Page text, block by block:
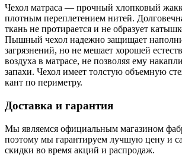
Чехол матраса — прочный хлопковый
плотным переплетением нитей.
ткань не протирается и не образует
Пышный чехол надежно защищает
загрязнений, но не мешает хорошей
воздуха в матрасе, не позволяя ему
запахи. Чехол имеет толстую объемную
кант по периметру.
Доставка и гарантия
Мы являемся официальным магазином
поэтому мы гарантируем лучшую цену и
скидки во время акций и распродаж.